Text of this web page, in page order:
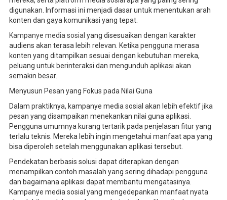
digunakan. Informasi ini menjadi dasar untuk menentukan arah
konten dan gaya komunikasi yang tepat.
Kampanye media sosial yang disesuaikan dengan karakter
audiens akan terasa lebih relevan. Ketika pengguna merasa
konten yang ditampilkan sesuai dengan kebutuhan mereka,
peluang untuk berinteraksi dan mengunduh aplikasi akan
semakin besar.
Menyusun Pesan yang Fokus pada Nilai Guna
Dalam praktiknya, kampanye media sosial akan lebih efektif jika
pesan yang disampaikan menekankan nilai guna aplikasi.
Pengguna umumnya kurang tertarik pada penjelasan fitur yang
terlalu teknis. Mereka lebih ingin mengetahui manfaat apa yang
bisa diperoleh setelah menggunakan aplikasi tersebut.
Pendekatan berbasis solusi dapat diterapkan dengan
menampilkan contoh masalah yang sering dihadapi pengguna
dan bagaimana aplikasi dapat membantu mengatasinya.
Kampanye media sosial yang mengedepankan manfaat nyata